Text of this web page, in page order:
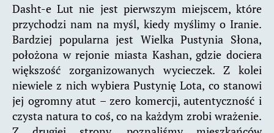
Dasht-e Lut nie jest pierwszym miejscem, które
przychodzi nam na myśl, kiedy myślimy o Iranie.
Bardziej popularna jest Wielka Pustynia Słona,
położona w rejonie miasta Kashan, gdzie dociera
większość zorganizowanych wycieczek. Z kolei
niewiele z nich wybiera Pustynię Lota, co stanowi
jej ogromny atut – zero komercji, autentyczność i
czysta natura to coś, co na każdym zrobi wrażenie.